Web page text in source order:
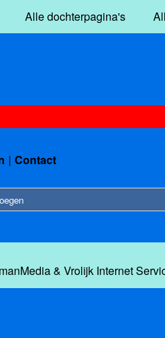
Alle dochterpagina's
Contact
& Vrolijk Internet